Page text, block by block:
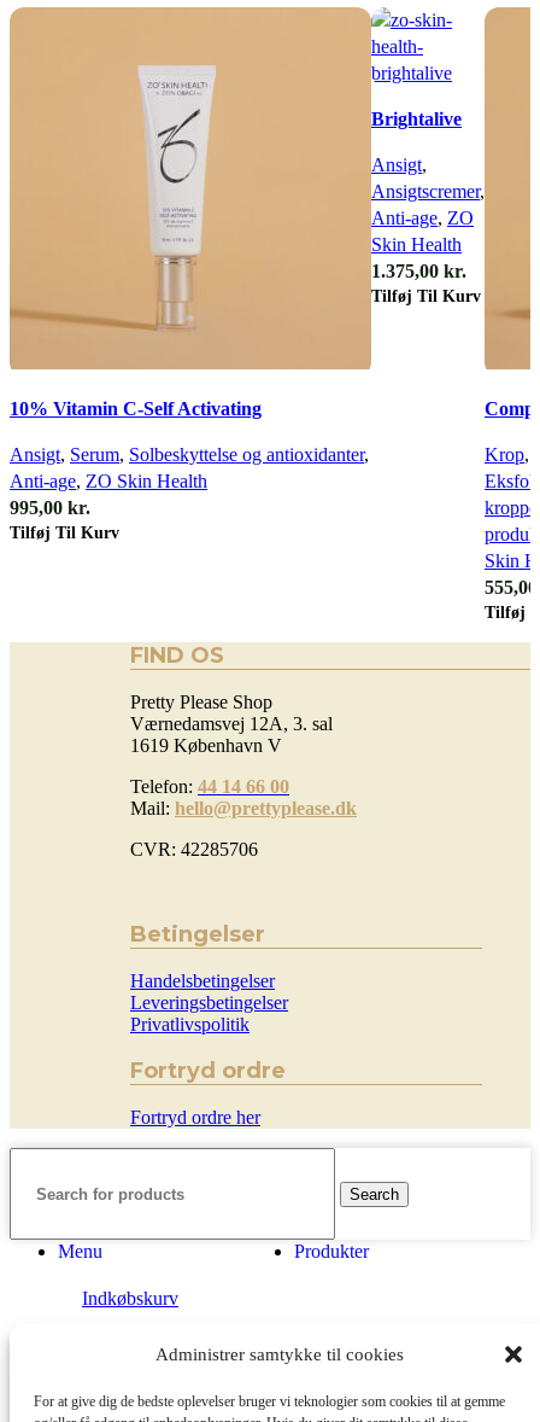
Administrer samtykke til cookies
For at give dig de bedste oplevelser bruger vi teknologier som cookies til at gemme
10% Vitamin C-Self Activating
Ansigt, Serum, Solbeskyttelse og antioxidanter,
Anti-age, ZO Skin Health
995,00 kr.
Tilføj Til Kurv
Brightalive
Ansigt,
Ansigtscremer,
Anti-age, ZO
Skin Health
1.375,00 kr.
Tilføj Til Kurv
Krop,
Skin
Tilføj
FIND OS
Pretty Please Shop
Værnedamsvej 12A, 3. sal
1619 København V
Telefon: 44 14 66 00
Mail: hello@prettyplease.dk
CVR: 42285706
Betingelser
Handelsbetingelser
Leveringsbetingelser
Privatlivspolitik
Fortryd ordre
Fortryd ordre her
Search
Menu Produkter
Indkøbskurv